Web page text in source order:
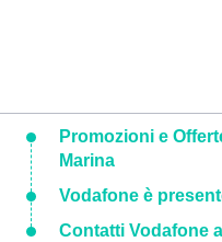
Promozioni e
Marina
Vodafone è
Contatti Vodafone